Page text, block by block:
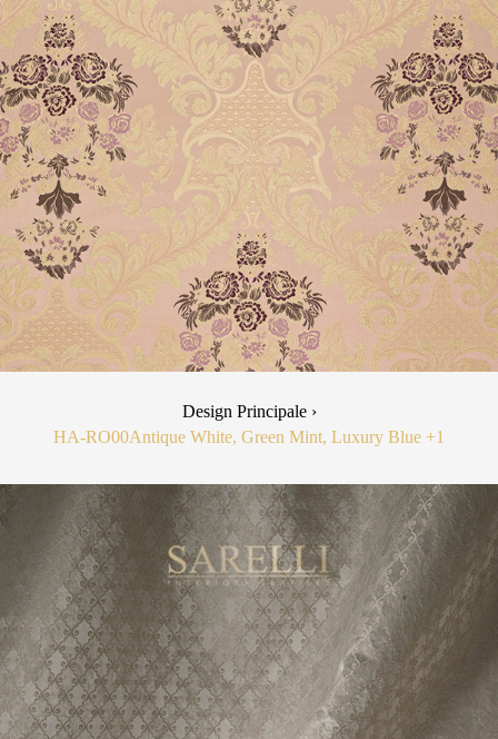
Design Principale ›
HA-RO00Antique White, Green Mint, Luxury Blue +1